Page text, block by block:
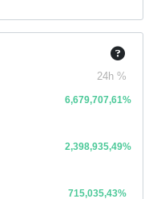
24h %
6,679,707,61%
2,398,935,49%
715,035,43%